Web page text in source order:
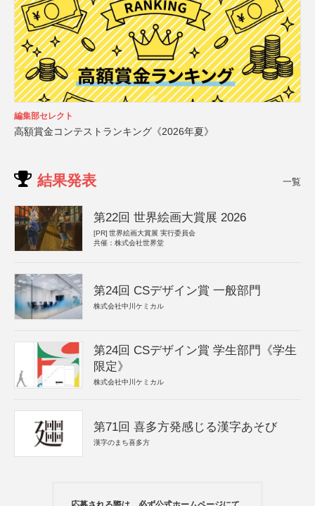
編集部セレクト
高額賞金コンテストランキング《2026年夏》
結果発表 一覧
第22回 世界絵画大賞展 2026
[PR] 世界絵画大賞展 実行委員会
共催：株式会社世界堂
第24回 CSデザイン賞 一般部門
株式会社中川ケミカル
第24回 CSデザイン賞 学生部門《学生
限定》
株式会社中川ケミカル
第71回 喜多方発感じる漢字あそび
漢字のまち喜多方
応募される際は、必ず公式ホームページにて